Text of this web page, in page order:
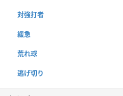
対強打者
緩急
荒れ球
逃げ切り